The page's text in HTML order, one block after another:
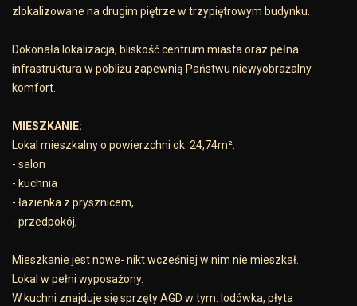
zlokalizowane na drugim piętrze w trzypiętrowym budynku.
Dokonała lokalizacja, bliskość centrum miasta oraz pełna
infrastruktura w pobliżu zapewnią Państwu niewyobrażalny
komfort.
MIESZKANIE:
Lokal mieszkalny o powierzchni ok. 24,74m²:
- salon
- kuchnia
- łazienka z prysznicem,
- przedpokój,
Mieszkanie jest nowe- nikt wcześniej w nim nie mieszkał.
Lokal w pełni wyposażony.
W kuchni znajduje się sprzęty AGD w tym: lodówka, płyta